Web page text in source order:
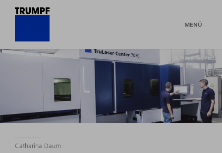
MENÜ
© Philipp Reinhard
Catharina Daum